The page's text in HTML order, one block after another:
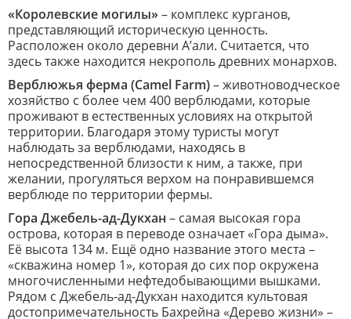
«Королевские могилы»– комплекс курганов,
представляющий историческую ценность.
Расположен около деревни А’али. Считается, что
здесь также находится некрополь древних монархов.
Верблюжья ферма (Camel Farm)– животноводческое
хозяйство с более чем 400 верблюдами, которые
проживают в естественных условиях на открытой
территории. Благодаря этому туристы могут
наблюдать за верблюдами, находясь в
непосредственной близости к ним, а также, при
желании, прогуляться верхом на понравившемся
верблюде по территории фермы.
Гора Джебель-ад-Дукхан – самая высокая гора
острова, которая в переводе означает «Гора дыма».
Её высота 134 м. Ещё одно название этого места –
«скважина номер 1», которая до сих пор окружена
многочисленными нефтедобывающими вышками.
Рядом с Джебель-ад-Дукхан находится культовая
достопримечательность Бахрейна «Дерево жизни» –